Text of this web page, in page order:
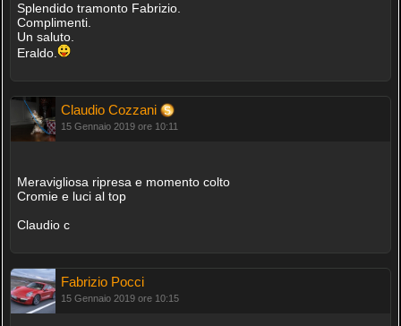
Splendido tramonto Fabrizio.
Complimenti.
Un saluto.
Eraldo.
Claudio Cozzani
15 Gennaio 2019 ore 10:11
Meravigliosa ripresa e momento colto
Cromie e luci al top
Claudio c
Fabrizio Pocci
15 Gennaio 2019 ore 10:15